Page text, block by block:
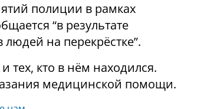
полиции в рамках
“в результате
на перекрёстке”.
тех, кто в нём находился.
медицинской помощи.